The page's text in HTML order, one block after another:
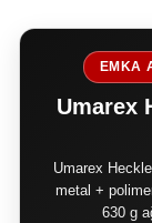
EMKA
Umarex
Umarex
metal +
630 g